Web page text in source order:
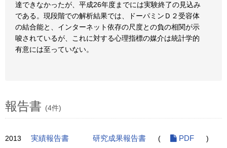
達できなかったが、平成26年度までには実験終了の見込み
である。現段階での解析結果では、ドーパミンＤ２受容体
の結合能と、インターネット依存の尺度との負の相関が示
唆されているが、これに対する心理指標の媒介は統計学的
有意には至っていない。
報告書 (4件)
2013 実績報告書 研究成果報告書 ( PDF )